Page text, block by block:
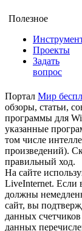
Полезное
Проекты
Задать
вопрос
Портал Мир
обзоры, статьи,
программы для
указанные
том числе
произведений).
правильный ход.
На сайте
LiveInternet. Если
должны
сайт, вы
данных
данных